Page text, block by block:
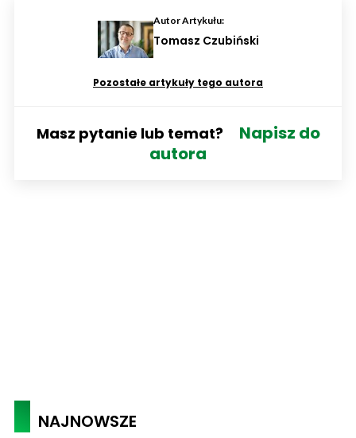
Autor Artykułu:
Tomasz Czubiński
Pozostałe artykuły tego autora
Masz pytanie lub temat?
Napisz do
autora
NAJNOWSZE